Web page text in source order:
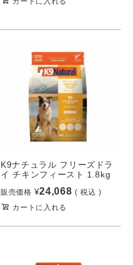
K9ナチュラル フリーズドラ
イ チキンフィースト 1.8kg
販売価格 ¥24,068
税込
カートに入れる